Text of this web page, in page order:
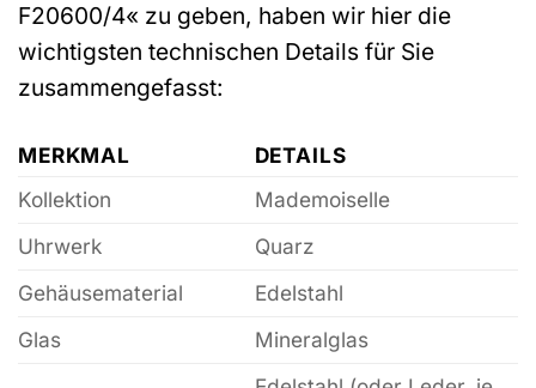
F20600/4« zu geben, haben wir hier die
wichtigsten technischen Details für Sie
zusammengefasst:
MERKMAL
DETAILS
Kollektion
Mademoiselle
Uhrwerk
Quarz
Gehäusematerial
Edelstahl
Glas
Mineralglas